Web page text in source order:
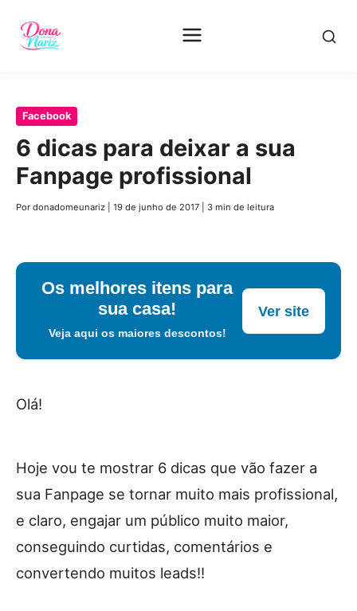
Pular
conteúdo
Facebook
6 dicas para deixar a sua
Fanpage profissional
Por donadomeunariz 19 de junho de 2017 3 min de leitura
Os melhores itens para
sua casa!
Veja aqui os maiores descontos!
Ver site
Olá!
Hoje vou te mostrar 6 dicas que vão fazer a
sua Fanpage se tornar muito mais profissional,
e claro, engajar um público muito maior,
conseguindo curtidas, comentários e
convertendo muitos leads!!